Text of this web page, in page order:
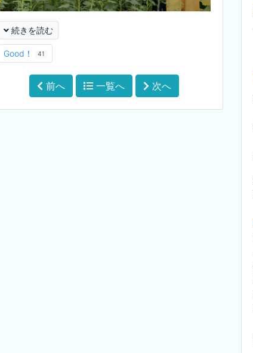
続きを読む
Good！ 41
前へ 一覧へ 次へ